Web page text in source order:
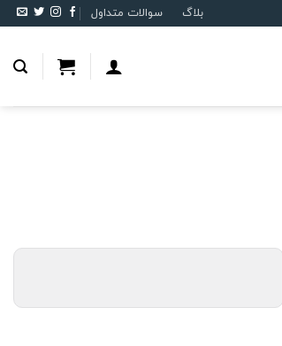
بلاگ سوالات متداول